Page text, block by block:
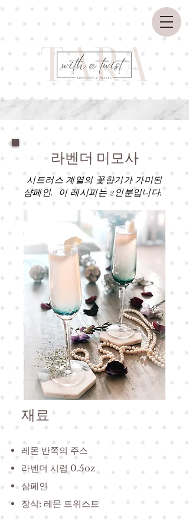
라벤더 미모사
시트러스 계열의 꽃향기가 가미된
샴페인. 이 레시피는 2인분입니다.
재료
레몬 반쪽의 주스
라벤더 시럽 0.5oz
샴페인
장식: 레몬 트위스트